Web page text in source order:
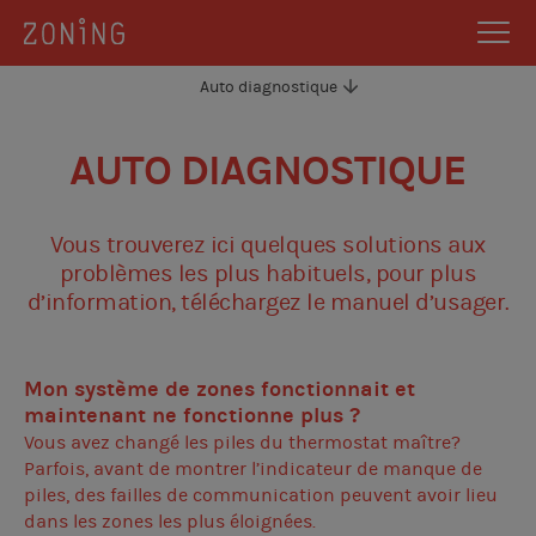
Auto diagnostique
AUTO DIAGNOSTIQUE
Vous trouverez ici quelques solutions aux
problèmes les plus habituels, pour plus
d’information, téléchargez le manuel d’usager.
Mon système de zones fonctionnait et
maintenant ne fonctionne plus ?
Vous avez changé les piles du thermostat maître?
Parfois, avant de montrer l’indicateur de manque de
piles, des failles de communication peuvent avoir lieu
dans les zones les plus éloignées.